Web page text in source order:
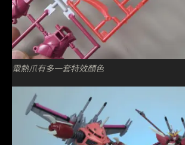
電熱爪有多一套特效顏色